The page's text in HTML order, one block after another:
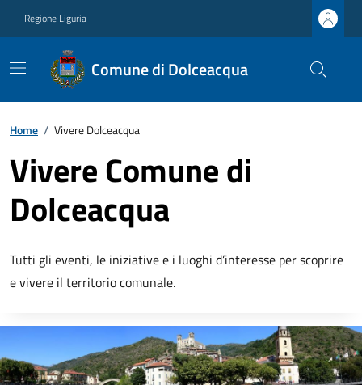
Regione Liguria
Comune di Dolceacqua
Home / Vivere Dolceacqua
Vivere Comune di
Dolceacqua
Tutti gli eventi, le iniziative e i luoghi d’interesse per scoprire
e vivere il territorio comunale.